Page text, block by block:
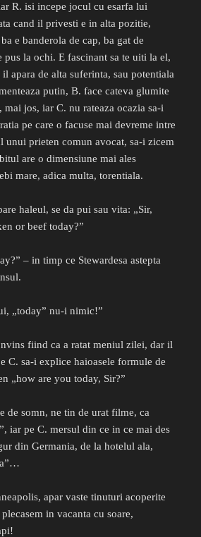
R. isi incepe jocul cu esarfa lui
cand il privesti e in alta pozitie,
e banderola de cap, ba gat de
pus la ochi. E fascinant sa te uiti la el,
apara de alta suferinta, sau potentiala
putin, B. face cateva glumite
jos, iar C. nu rateaza ocazia sa-i
pe care o facuse mai devreme intre
unui prieten comun avocat, sa-i zicem
are o dimensiune mai ales
mare, adica multa, torentiala.
haleul, se da pui sau vita: „Sir,
or beef today?”
– in timp ce Stewardesa astepta
„today” nu-i nimic!”
fiind ca a ratat meniul zilei, dar il
C. sa-i explice haioasele formule de
„how are you today, Sir?”
de somn, ne tin de urat filme, ca
iar pe C. mersul din ce in ce mai des
din Germania, de la hotelul ala,
apar vaste tinuturi acoperite
in vacanta cu soare,